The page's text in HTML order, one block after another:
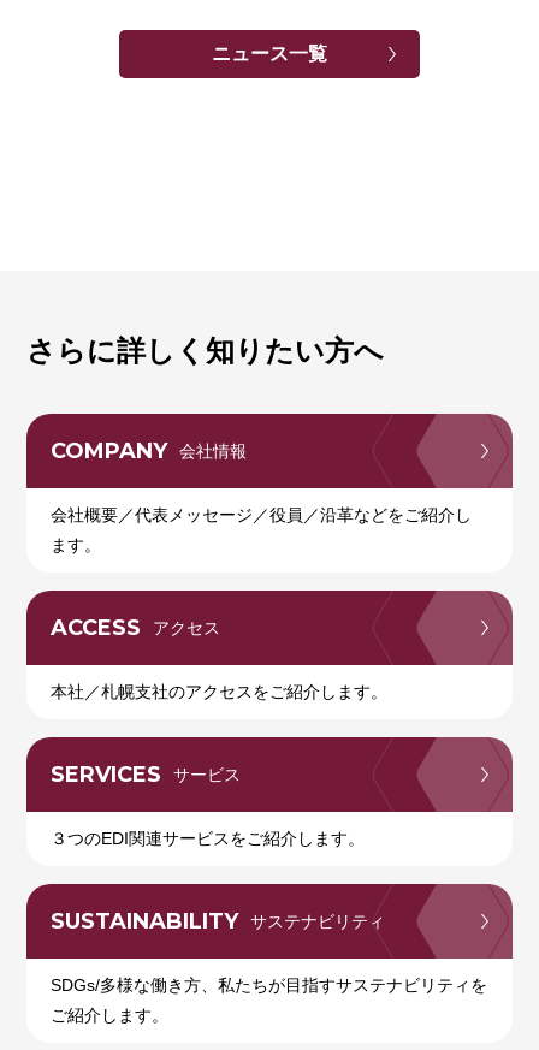
ニュース一覧
さらに詳しく知りたい方へ
COMPANY 会社情報
会社概要／代表メッセージ／役員／沿革などをご紹介し
ます。
ACCESS アクセス
本社／札幌支社のアクセスをご紹介します。
SERVICES サービス
３つのEDI関連サービスをご紹介します。
SUSTAINABILITY サステナビリティ
SDGs/多様な働き方、私たちが目指すサステナビリティを
ご紹介します。